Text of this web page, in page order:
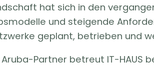
hat sich in den
und steigende
geplant, betrieben und
Partner betreut IT-HAUS